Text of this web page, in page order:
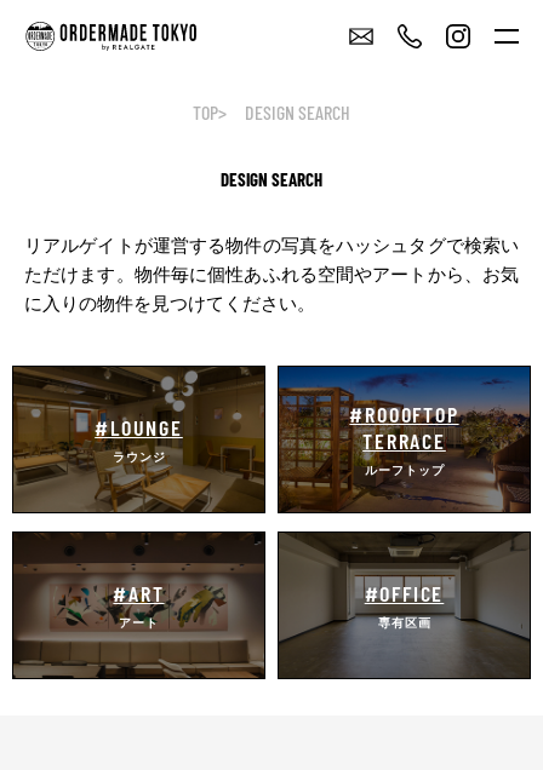
TOP DESIGN SEARCH
DESIGN SEARCH
リアルゲイトが運営する物件の写真をハッシュタグで検索い
ただけます。 物件毎に個性あふれる空間やアートから、お気
に入りの物件を見つけてください。
#LOUNGE
ラウンジ
#ROOOFTOP
TERRACE
ルーフトップ
#ART
アート
#OFFICE
専有区画